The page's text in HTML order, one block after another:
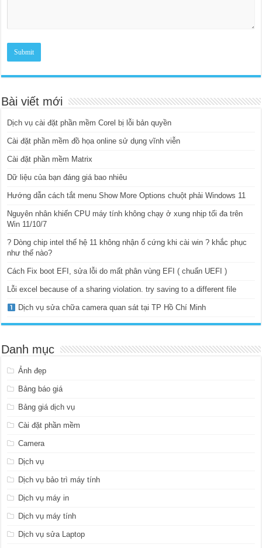
Bài viết mới
Dịch vụ cài đặt phần mềm Corel bị lỗi bản quyền
Cài đặt phần mềm đồ họa online sử dụng vĩnh viễn
Cài đặt phần mềm Matrix
Dữ liệu của bạn đáng giá bao nhiêu
Hướng dẫn cách tắt menu Show More Options chuột phải Windows 11
Nguyên nhân khiến CPU máy tính không chạy ở xung nhịp tối đa trên
Win 11/10/7
? Dòng chip intel thế hệ 11 không nhận ổ cứng khi cài win ? khắc phục
như thế nào?
Cách Fix boot EFI, sửa lỗi do mất phân vùng EFI ( chuẩn UEFI )
Lỗi excel because of a sharing violation. try saving to a different file
Dịch vụ sửa chữa camera quan sát tại TP Hồ Chí Minh
Danh mục
Ảnh đẹp
Bảng báo giá
Bảng giá dịch vụ
Cài đặt phần mềm
Camera
Dịch vụ
Dịch vụ bảo trì máy tính
Dịch vụ máy in
Dịch vụ máy tính
Dịch vụ sửa Laptop